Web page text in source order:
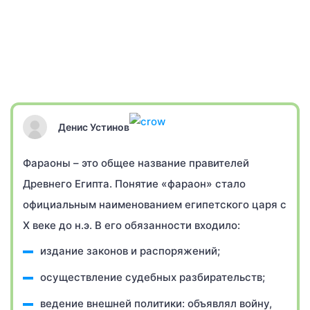
Денис Устинов
Фараоны – это общее название правителей
Древнего Египта. Понятие «фараон» стало
официальным наименованием египетского царя с
X веке до н.э. В его обязанности входило:
издание законов и распоряжений;
осуществление судебных разбирательств;
ведение внешней политики: объявлял войну,